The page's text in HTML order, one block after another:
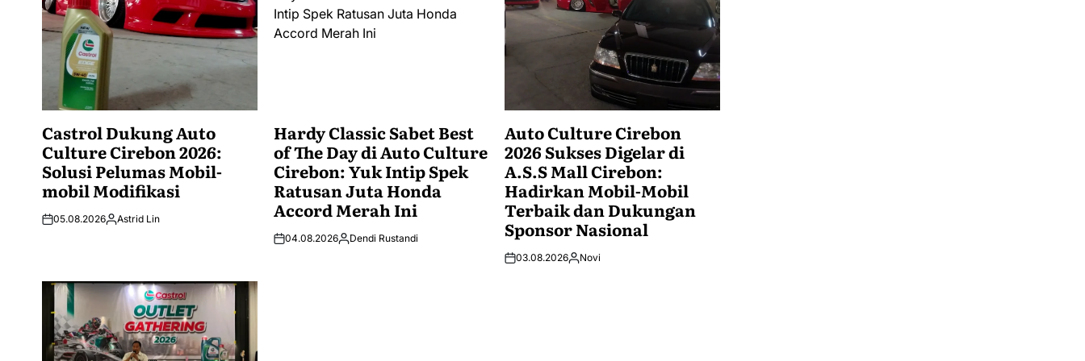
Castrol Dukung Auto
Culture Cirebon 2026:
Solusi Pelumas Mobil-
mobil Modifikasi
05.08.2026 Astrid Lin
Hardy Classic Sabet Best
of The Day di Auto Culture
Cirebon: Yuk Intip Spek
Ratusan Juta Honda
Accord Merah Ini
04.08.2026 Dendi Rustandi
Auto Culture Cirebon
2026 Sukses Digelar di
A.S.S Mall Cirebon:
Hadirkan Mobil-Mobil
Terbaik dan Dukungan
Sponsor Nasional
03.08.2026 Novi